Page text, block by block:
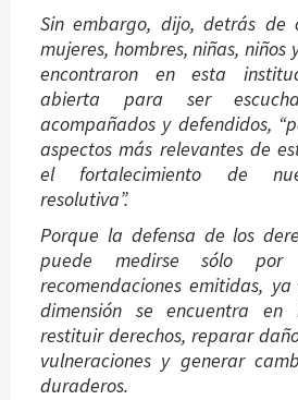
Sin embargo, dijo, detrás de
mujeres, hombres, niñas, niños
encontraron en esta
abierta para ser
acompañados y defendidos,
aspectos más relevantes de
el fortalecimiento de
resolutiva”.
Porque la defensa de los
puede medirse sólo
recomendaciones emitidas,
dimensión se encuentra
restituir derechos, reparar
vulneraciones y generar
duraderos.